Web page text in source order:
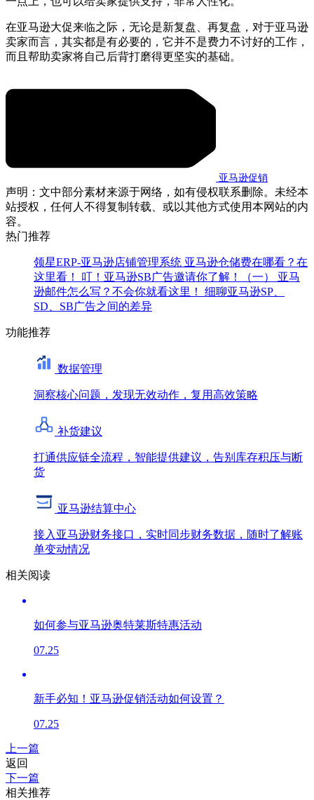
在亚马逊大促来临之际，无论是新复盘、再复盘，对于亚马逊
卖家而言，其实都是有必要的，它并不是费力不讨好的工作，
而且帮助卖家将自己后背打磨得更坚实的基础。
亚马逊促销
声明：文中部分素材来源于网络，如有侵权联系删除。未经本
站授权，任何人不得复制转载、或以其他方式使用本网站的内
容。
热门推荐
领星ERP-亚马逊店铺管理系统 亚马逊仓储费在哪看？在
这里看！ 叮！亚马逊SB广告邀请你了解！（一） 亚马
逊邮件怎么写？不会你就看这里！ 细聊亚马逊SP、
SD、SB广告之间的差异
功能推荐
数据管理
洞察核心问题，发现无效动作，复用高效策略
补货建议
打通供应链全流程，智能提供建议，告别库存积压与断
货
亚马逊结算中心
接入亚马逊财务接口，实时同步财务数据，随时了解账
单变动情况
相关阅读
如何参与亚马逊奥特莱斯特惠活动
07.25
新手必知！亚马逊促销活动如何设置？
07.25
上一篇
返回
下一篇
相关推荐